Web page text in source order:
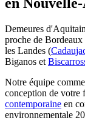
Demeures
proche de
les Landes (
Biganos et
Notre équipe
conception de votre
contemporaine en
environnementale